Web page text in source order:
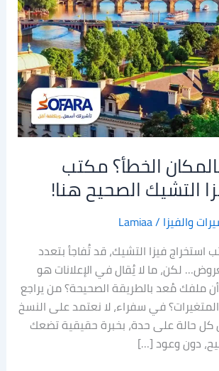
الخطأ؟ مكتب
التشيك الصحيح هنا!
والفيزا /
Lamiaa
فيزا التشيك، قد تُفاجأ بتعدد
لكن، ما لا يُقال في الإعلانات هو
ملفك مُعد بالطريقة الصحيحة؟ من يراجع
المتغيرات؟ في سفراء، لا نعتمد على النسخ
كل حالة على حدة، بخبرة حقيقية تضعك
دون وعود […]